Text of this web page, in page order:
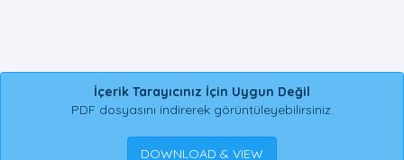
İçerik Tarayıcınız İçin Uygun Değil
PDF dosyasını indirerek görüntüleyebilirsiniz.
DOWNLOAD & VIEW